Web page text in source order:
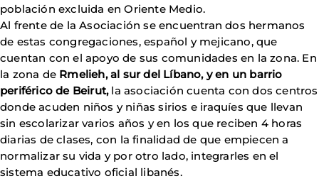
población excluida en Oriente Medio.
Al frente de la Asociación se encuentran dos hermanos
de estas congregaciones, español y mejicano, que
cuentan con el apoyo de sus comunidades en la zona. En
la zona de Rmelieh, al sur del Líbano, y en un barrio
periférico de Beirut,la asociación cuenta con dos centros
donde acuden niños y niñas sirios e iraquíes que llevan
sin escolarizar varios años y en los que reciben 4 horas
diarias de clases, con la finalidad de que empiecen a
normalizar su vida y por otro lado, integrarles en el
sistema educativo oficial libanés.